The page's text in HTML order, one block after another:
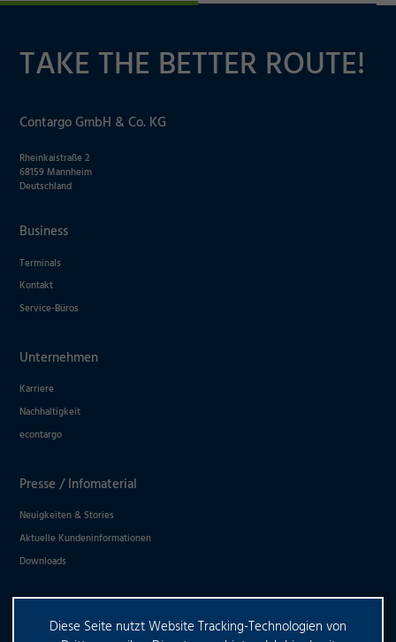
TAKE THE BETTER ROUTE!
Contargo GmbH & Co. KG
Rheinkaistraße 2
68159 Mannheim
Deutschland
Business
Terminals
Kontakt
Service-Büros
Unternehmen
Karriere
Nachhaltigkeit
econtargo
Presse / Infomaterial
Neuigkeiten & Stories
Aktuelle Kundeninformationen
Downloads
Diese Seite nutzt Website Tracking-Technologien von